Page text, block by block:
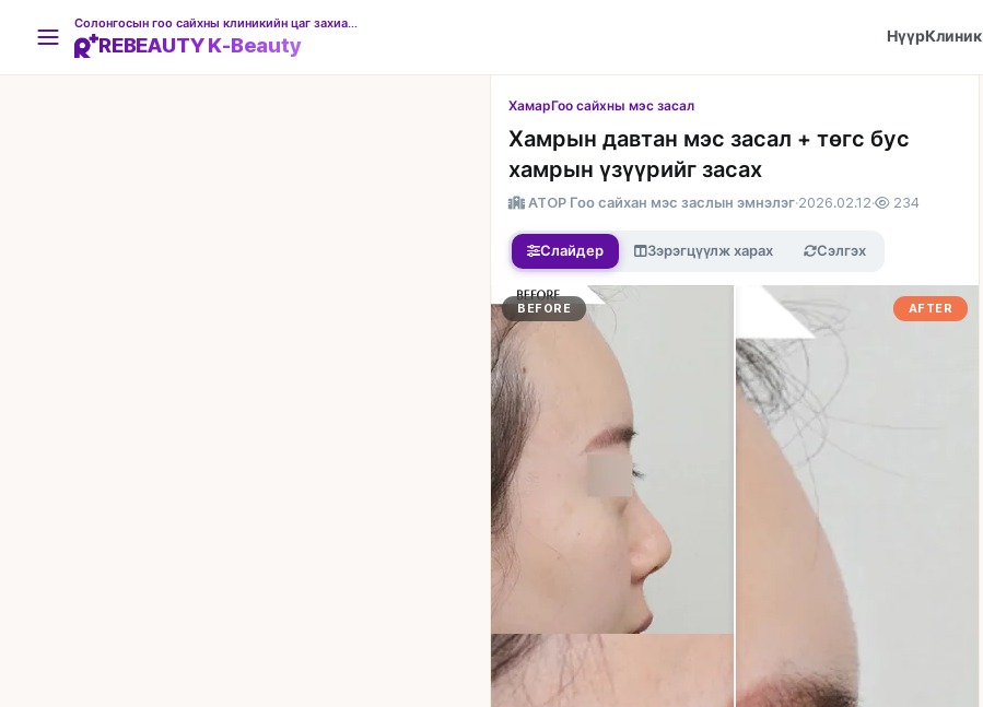
REBEAUTY K-Beauty НүүрКлиник
ХамарГоо сайхны мэс засал
Хамрын давтан мэс засал + төгс бус
хамрын үзүүрийг засах
ATOP Гоо сайхан мэс заслын эмнэлэг·2026.02.12· 234
Слайдер Зэрэгцүүлж харах Сэлгэх
AFTER
BEFORE